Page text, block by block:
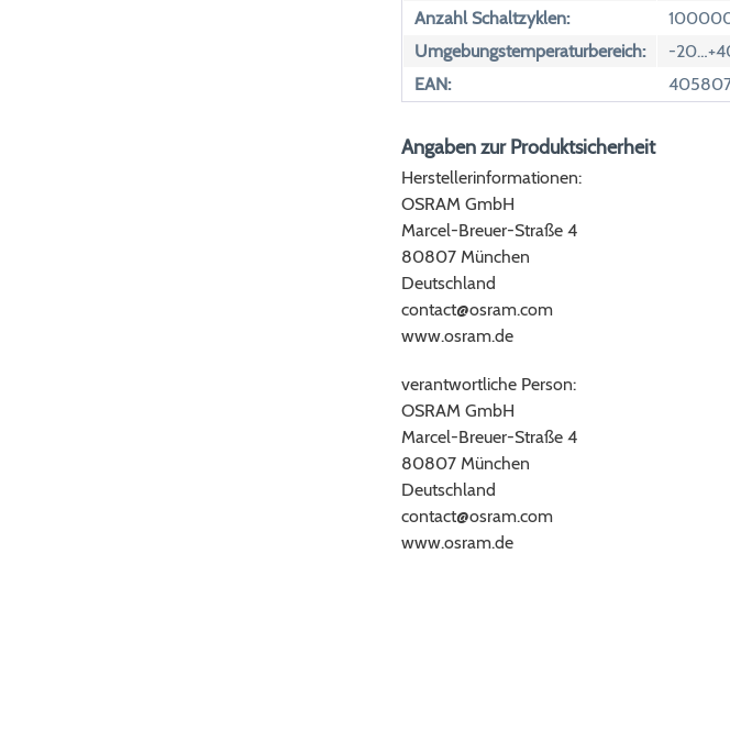
Anzahl Schaltzyklen:
Umgebungstemperaturbereich:
-
EAN:
Angaben zur Produktsicherheit
Herstellerinformationen:
OSRAM GmbH
Marcel-Breuer-Straße 4
80807 München
Deutschland
contact@osram.com
www.osram.de
verantwortliche Person:
OSRAM GmbH
Marcel-Breuer-Straße 4
80807 München
Deutschland
contact@osram.com
www.osram.de